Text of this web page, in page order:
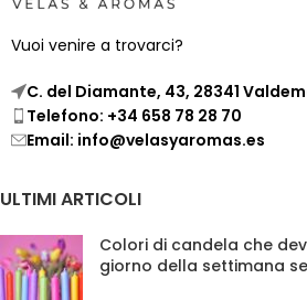
Vuoi venire a trovarci?
C. del Diamante, 43, 28341
Telefono: +34 658 78 28 70
Email: info@velasyaromas.es
ULTIMI ARTICOLI
Colori di candela che
giorno della settimana